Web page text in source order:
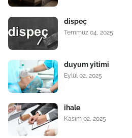
dispeç
Temmuz 04, 2025
duyum yitimi
Eylül 02, 2025
ihale
Kasım 02, 2025